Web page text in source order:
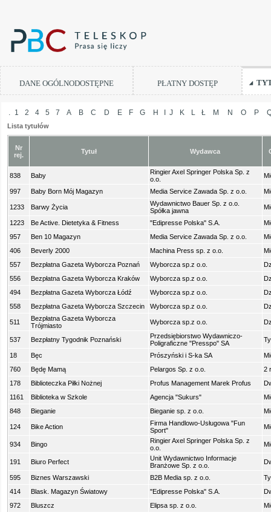
DANE OGÓLNODOSTĘPNE PŁATNY DOSTĘP
. 1 2 4 5 7 A B C D E F G H J K L Ł M N O P
Lista tytułów
Nr
rej.
Tytuł Wydawca
838 Baby
Ringier Axel Springer Polska Sp. z
o.o.
997 Baby Born Mój Magazyn Media Service Zawada Sp. z o.o.
1233 Barwy Życia
Wydawnictwo Bauer Sp. z o.o.
Spółka jawna
1223 Be Active. Dietetyka & Fitness "Edipresse Polska" S.A.
957
Ben 10 Magazyn Media Service Zawada Sp. z o.o.
406
Beverly 2000 Machina Press sp. z o.o.
557
Bezpłatna Gazeta Wyborcza Poznań Wyborcza sp.z o.o.
556
Bezpłatna Gazeta Wyborcza Kraków Wyborcza sp.z o.o.
494
Bezpłatna Gazeta Wyborcza Łódź Wyborcza sp.z o.o.
558
Bezpłatna Gazeta Wyborcza Szczecin Wyborcza sp.z o.o.
511
Bezpłatna Gazeta Wyborcza
Trójmiasto
Wyborcza sp.z o.o.
537 Bezpłatny Tygodnik Poznański
Przedsiębiorstwo Wydawniczo-
Poligraficzne "Presspo" SA
18 Bęc Prószyński i S-ka SA
760
Będę Mamą Pelargos Sp. z o.o.
2
178
Biblioteczka Piłki Nożnej Profus Management Marek Profus
1161
Biblioteka w Szkole Agencja "Sukurs"
848
Bieganie Bieganie sp. z o.o.
124 Bike Action
Firma Handlowo-Usługowa "Fun
Sport"
934 Bingo
Ringier Axel Springer Polska Sp. z
o.o.
191 Biuro Perfect
Unit Wydawnictwo Informacje
Branżowe Sp. z o.o.
595 Biznes Warszawski B2B Media sp. z o.o.
414
Blask. Magazyn Światowy "Edipresse Polska" S.A.
972
Bluszcz Elipsa sp. z o.o.